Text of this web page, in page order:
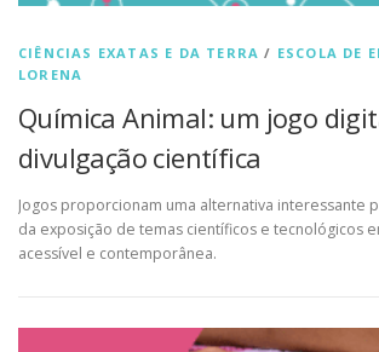
CIÊNCIAS EXATAS E DA TERRA / ESCOLA DE
LORENA
Química Animal: um jogo
divulgação científica
Jogos proporcionam uma alternativa interessante
da exposição de temas científicos e tecnológicos
acessível e contemporânea.